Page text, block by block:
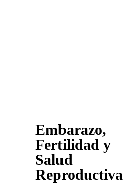
Embarazo,
Fertilidad y
Salud
Reproductiva